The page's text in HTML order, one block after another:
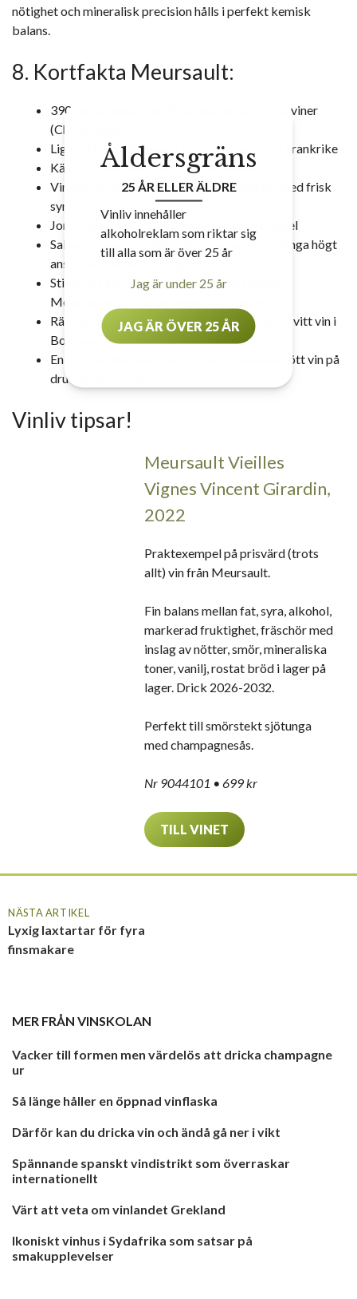
nötighet och mineralisk precision hålls i perfekt kemisk
balans.
8. Kortfakta Meursault:
390 hektar med över 90 % dedikerat till vita viner
(Chardonnay)
Ligger i Côte de Beaune i Bourgogne, östra Frankrike
Känd för sina vita viner på Chardonnay
Vinerna är ofta fylliga, nötiga och smöriga med frisk
syra
Jordmånen domineras av kalksten och märgel
Saknar Grand Cru-klassificering men har många högt
ansedda Premier Cru-lägen
Stilistiskt kraftfullare än grannarna Puligny-
Montrachet och Chassagne-Montrachet
Räknas till de mest prestigefyllda byarna för vitt vin i
Bourgogne
En mycket liten del (runt 10 ha) producerar rött vin på
druvan Pinot Noir
Vinliv tipsar!
Meursault Vieilles
Vignes Vincent Girardin,
2022
Praktexempel på prisvärd (trots
allt) vin från Meursault.
Fin balans mellan fat, syra, alkohol,
markerad fruktighet, fräschör med
inslag av nötter, smör, mineraliska
toner, vanilj, rostat bröd i lager på
lager. Drick 2026-2032.
Perfekt till smörstekt sjötunga
med champagnesås.
Nr 9044101 • 699kr
TILL VINET
NÄSTA ARTIKEL
Lyxig laxtartar för fyra
finsmakare
MER FRÅN VINSKOLAN
Vacker till formen men värdelös att dricka champagne
ur
Så länge håller en öppnad vinflaska
Därför kan du dricka vin och ändå gå ner i vikt
Spännande spanskt vindistrikt som överraskar
internationellt
Värt att veta om vinlandet Grekland
Ikoniskt vinhus i Sydafrika som satsar på
smakupplevelser
Åldersgräns
25 ÅR ELLER ÄLDRE
Vinliv innehåller
alkoholreklam som riktar sig
till alla som är över 25 år
Jag är under 25 år
JAG ÄR ÖVER 25 ÅR